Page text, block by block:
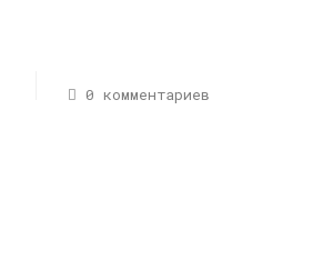
0 комментариев